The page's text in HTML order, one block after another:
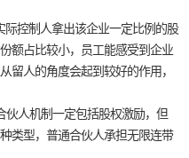
际控制人拿出该企业一定比例的股
额占比较小，员工能感受到企业
留人的角度会起到较好的作用，
伙人机制一定包括股权激励，但
类型，普通合伙人承担无限连带